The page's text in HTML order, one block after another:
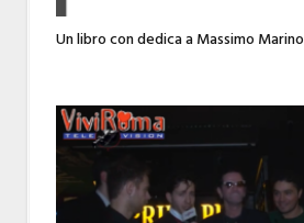
Un libro con dedica a Massimo Marino